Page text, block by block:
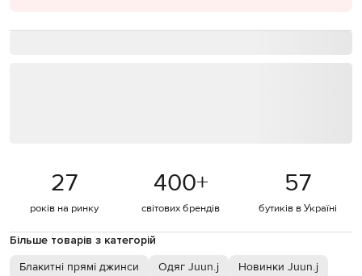
27
років на ринку
400+
світових брендів
57
бутиків в Україні
Більше товарів з категорій
Блакитні прямі джинси Одяг Juun.j
Новинки Juun.j